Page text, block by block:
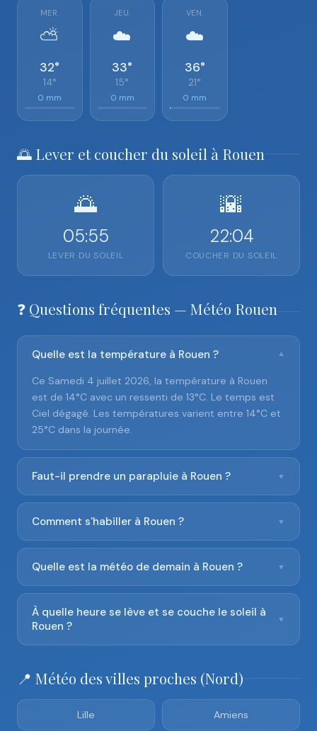
MER.
⛅
32°
14°
0 mm
JEU.
☁️
33°
15°
0 mm
VEN.
☁️
36°
21°
0 mm
🌅 Lever et coucher du soleil à Rouen
🌅
05:55
LEVER DU SOLEIL
🌇
22:04
COUCHER DU SOLEIL
❓ Questions fréquentes — Météo Rouen
Quelle est la température à Rouen ? ▼
Ce Samedi 4 juillet 2026, la température à Rouen
est de 14°C avec un ressenti de 13°C. Le temps est
Ciel dégagé. Les températures varient entre 14°C et
25°C dans la journée.
Faut-il prendre un parapluie à Rouen ? ▼
Comment s'habiller à Rouen ? ▼
Quelle est la météo de demain à Rouen ? ▼
À quelle heure se lève et se couche le soleil à
Rouen ?
▼
📍 Météo des villes proches (Nord)
Lille Amiens